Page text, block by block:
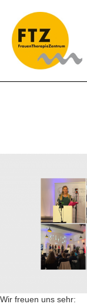
Wir freuen uns sehr: